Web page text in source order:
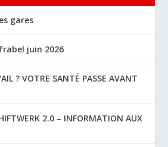
gares
juin 2026
? VOTRE SANTÉ PASSE AVANT
2.0 – INFORMATION AUX